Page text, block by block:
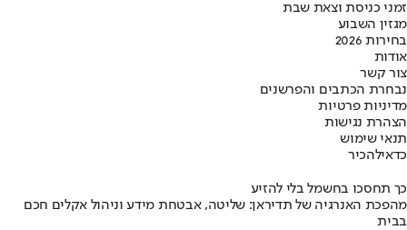
זמני כניסת וצאת שבת
מגזין השבוע
בחירות 2026
אודות
צור קשר
נבחרת הכתבים והפרשנים
מדיניות פרטיות
הצהרת נגישות
תנאי שימוש
כדאילהכיר
כך תחסכו בחשמל בלי להזיע
מהפכת האנרגיה של תדיראן: שליטה, אבטחת מידע וניהול אקלים חכם
בבית